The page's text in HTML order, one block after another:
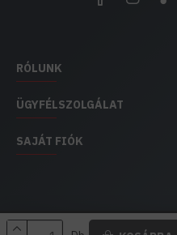
RÓLUNK
ÜGYFÉLSZOLGÁLAT
SAJÁT FIÓK
EH IMPEX / Copyright